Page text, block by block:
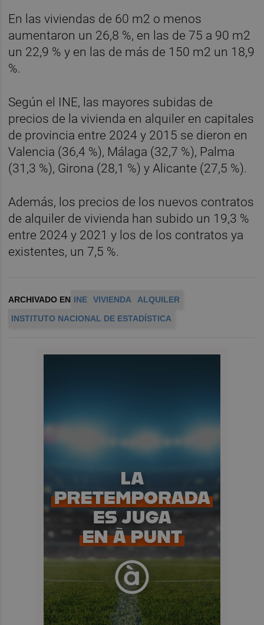
En las viviendas de 60 m2 o menos
aumentaron un 26,8 %, en las de 75 a 90 m2
un 22,9 % y en las de más de 150 m2 un 18,9
%.
Según el INE, las mayores subidas de
precios de la vivienda en alquiler en capitales
de provincia entre 2024 y 2015 se dieron en
Valencia (36,4 %), Málaga (32,7 %), Palma
(31,3 %), Girona (28,1 %) y Alicante (27,5 %).
Además, los precios de los nuevos contratos
de alquiler de vivienda han subido un 19,3 %
entre 2024 y 2021 y los de los contratos ya
existentes, un 7,5 %.
ARCHIVADO EN INE VIVIENDA
ALQUILER
INSTITUTO NACIONAL DE ESTADÍSTICA